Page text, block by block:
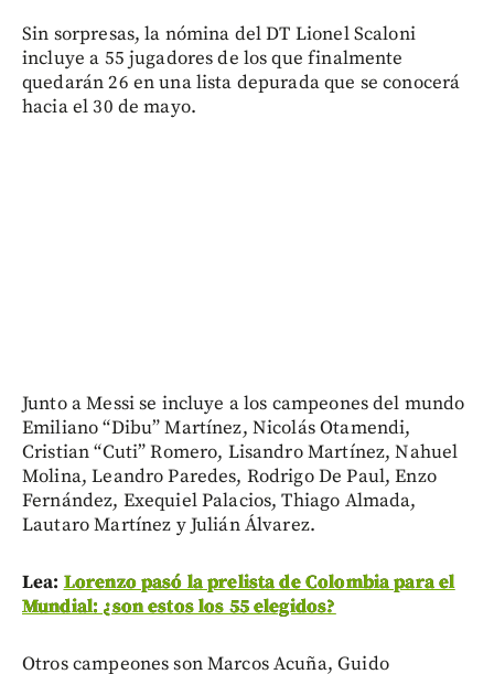
Sin sorpresas, la nómina del DT Lionel Scaloni
incluye a 55 jugadores de los que finalmente
quedarán 26 en una lista depurada que se conocerá
hacia el 30 de mayo.
Junto a Messi se incluye a los campeones del mundo
Emiliano “Dibu” Martínez, Nicolás Otamendi,
Cristian “Cuti” Romero, Lisandro Martínez, Nahuel
Molina, Leandro Paredes, Rodrigo De Paul, Enzo
Fernández, Exequiel Palacios, Thiago Almada,
Lautaro Martínez y Julián Álvarez.
Lea: Lorenzo pasó la prelista de Colombia para el
Mundial: ¿son estos los 55 elegidos?
Otros campeones son Marcos Acuña, Guido